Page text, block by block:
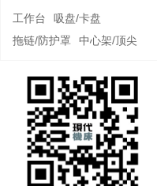
工作台
吸盘/卡盘
拖链/防护罩
中心架/顶尖